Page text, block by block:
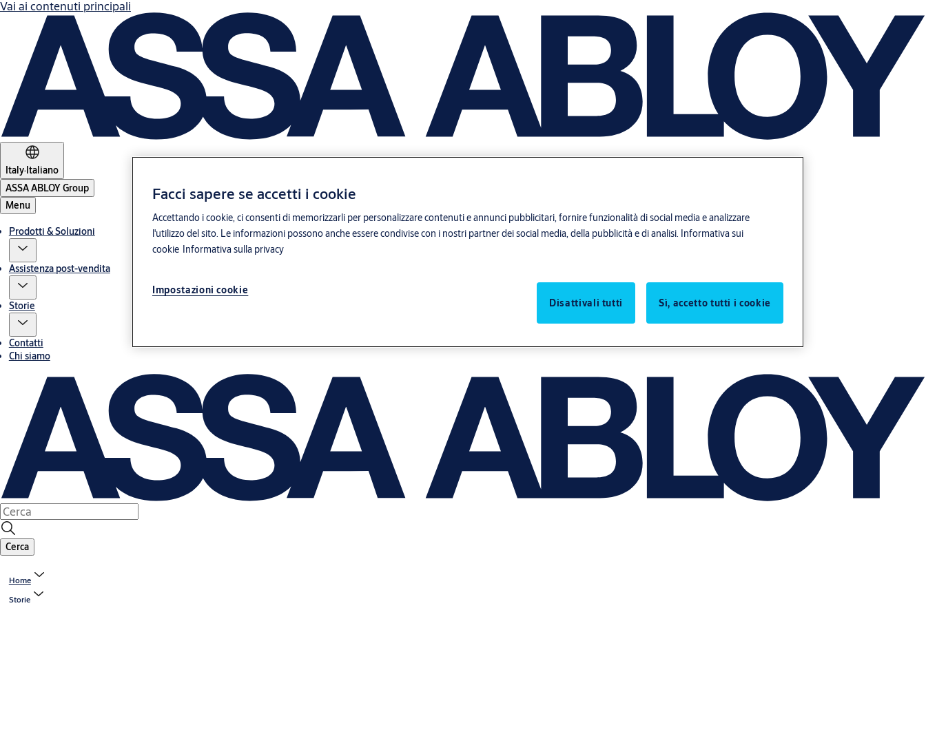
Vai ai contenuti principali
Italy·Italiano
ASSA ABLOY Group
Menu
Prodotti & Soluzioni
Assistenza post-vendita
Storie
Contatti
Chi siamo
Cerca
Home
Storie
Facci sapere se accetti i cookie
Accettando i cookie, ci consenti di memorizzarli per personalizzare contenuti e annunci pubblicitari, fornire funzionalità di social media e analizzare
l'utilizzo del sito. Le informazioni possono anche essere condivise con i nostri partner dei social media, della pubblicità e di analisi. Informativa sui
cookie Informativa sulla privacy
Impostazioni cookie
Disattivali tutti
Sì, accetto tutti i cookie